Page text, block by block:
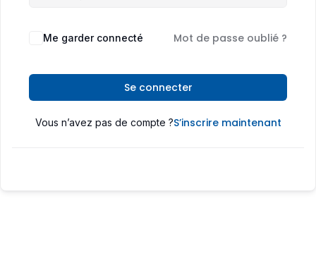
Me garder connecté Mot de passe oublié ?
Se connecter
Vous n’avez pas de compte ?S’inscrire maintenant